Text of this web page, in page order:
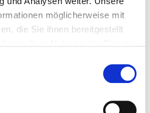
möglicherweise mit
die Sie ihnen bereitgestellt